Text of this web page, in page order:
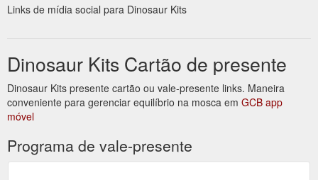
Conditions apply to the Ordering, purchase, fulfilment and
Links de mídia social para Dinosaur Kits
Dinosaur Kits Cartão de presente
Dinosaur Kits presente cartão ou vale-presente links. Maneira
conveniente para gerenciar equilíbrio na mosca em GCB app
móvel
Programa de vale-presente